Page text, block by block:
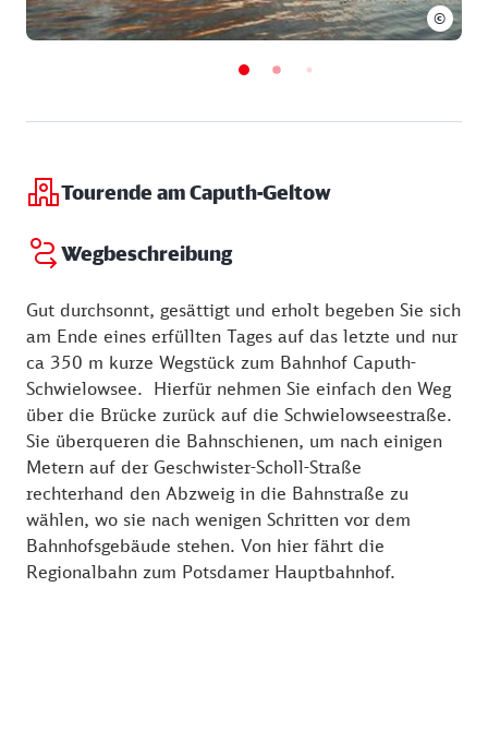
©
Tourende am Caputh-Geltow
Wegbeschreibung
Gut durchsonnt, gesättigt und erholt begeben Sie sich
am Ende eines erfüllten Tages auf das letzte und nur
ca 350 m kurze Wegstück zum Bahnhof Caputh-
Schwielowsee. Hierfür nehmen Sie einfach den Weg
über die Brücke zurück auf die Schwielowseestraße.
Sie überqueren die Bahnschienen, um nach einigen
Metern auf der Geschwister-Scholl-Straße
rechterhand den Abzweig in die Bahnstraße zu
wählen, wo sie nach wenigen Schritten vor dem
Bahnhofsgebäude stehen. Von hier fährt die
Regionalbahn zum Potsdamer Hauptbahnhof.